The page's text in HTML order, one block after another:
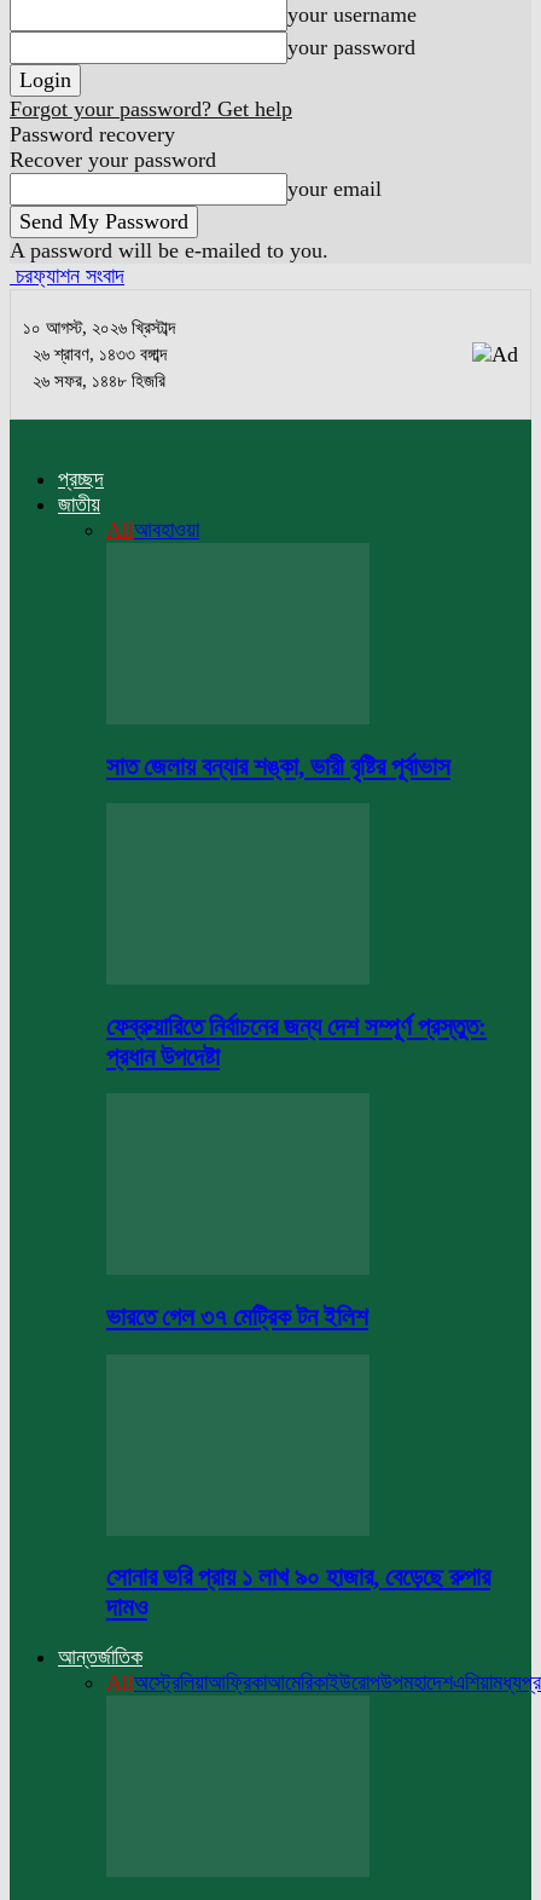
your username
your password
Forgot your password? Get help
Password recovery
Recover your password
your email
A password will be e-mailed to you.
চরফ্যাশন সংবাদ
১০ আগস্ট, ২০২৬ খ্রিস্টাব্দ
২৬ শ্রাবণ, ১৪৩৩ বঙ্গাব্দ
২৬ সফর, ১৪৪৮ হিজরি
প্রচ্ছদ
জাতীয়
Allআবহাওয়া
সাত জেলায় বন্যার শঙ্কা, ভারী বৃষ্টির পূর্বাভাস
ফেব্রুয়ারিতে নির্বাচনের জন্য দেশ সম্পূর্ণ প্রস্তুত:
প্রধান উপদেষ্টা
ভারতে গেল ৩৭ মেট্রিক টন ইলিশ
সোনার ভরি প্রায় ১ লাখ ৯০ হাজার, বেড়েছে রুপার
দামও
আন্তর্জাতিক
Allঅস্ট্রেলিয়াআফ্রিকাআমেরিকাইউরোপউপমহাদেশএশিয়া